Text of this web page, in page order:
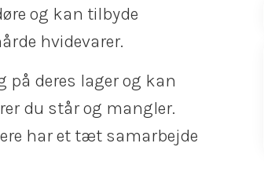
og kan tilbyde
hvidevarer.
på deres lager og kan
du står og mangler.
har et tæt samarbejde